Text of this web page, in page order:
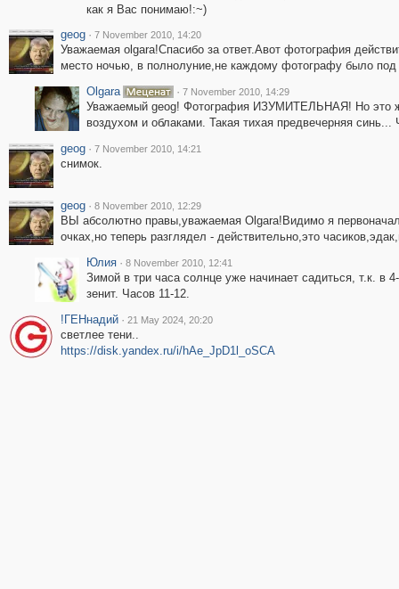
как я Вас понимаю!:~)
geog · 7 November 2010, 14:20
Уважаемая olgara!Спасибо за ответ.Авот фотография
место ночью, в полнолуние,не каждому фотографу было
Olgara
· 7 November 2010, 14:29
Уважаемый geog! Фотография ИЗУМИТЕЛЬНАЯ! Но это
воздухом и облаками. Такая тихая предвечерняя синь...
geog · 7 November 2010, 14:21
снимок.
geog · 8 November 2010, 12:29
ВЫ абсолютно правы,уважаемая Olgara!Видимо я
очках,но теперь разглядел - действительно,это
Юлия · 8 November 2010, 12:41
Зимой в три часа солнце уже начинает садиться, т.к. в
зенит. Часов 11-12.
!ГЕНнадий · 21 May 2024, 20:20
светлее тени..
https://disk.yandex.ru/i/hAe_JpD1l_oSCA